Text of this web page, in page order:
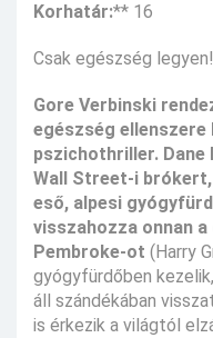
Korhatár:** 16
Csak egészség
Gore Verbinski
egészség ellenszere
pszichothriller. Dane
Wall Street-i
eső, alpesi
visszahozza onnan
Pembroke-ot (Harry
gyógyfürdőben
áll szándékában
is érkezik a világtól